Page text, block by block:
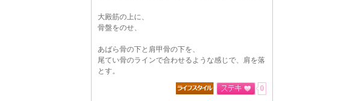
大殿筋の上に、
骨盤をのせ、
あばら骨の下と肩甲骨の下を、
尾てい骨のラインで合わせるような感じで、肩を落
とす。
0